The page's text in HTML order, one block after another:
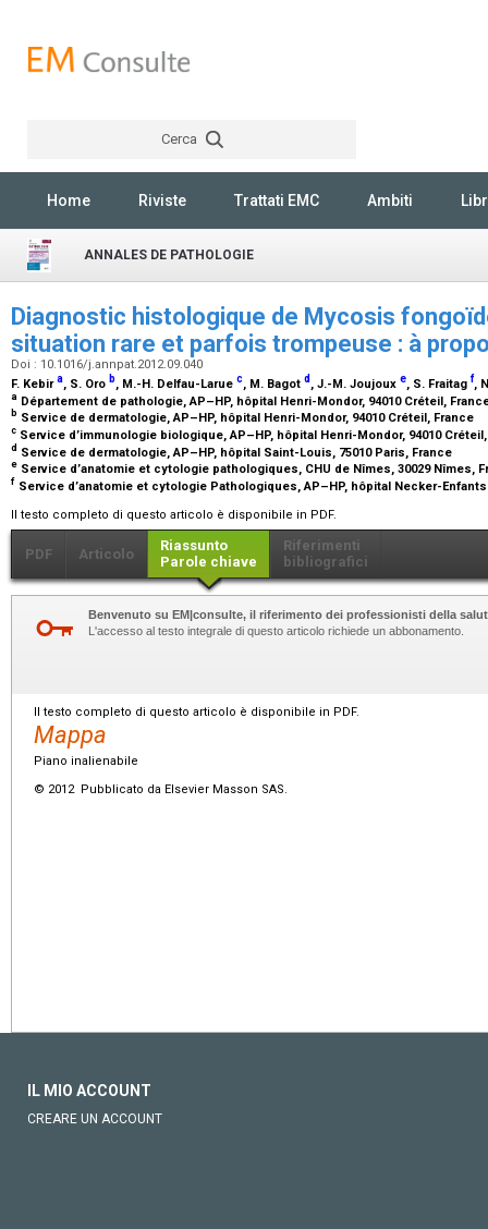
Cerca
Home Riviste Trattati EMC Ambiti
ANNALES DE PATHOLOGIE
Diagnostic histologique de Mycosis
situation rare et parfois trompeuse : à
Doi : 10.1016/j.annpat.2012.09.040
F. Kebira, S. Oro b, M.-H. Delfau-Larue c, M. Bagot d , J.-M. Joujoux e, S. Fraitag f,
a Département de pathologie, AP–HP, hôpital Henri-Mondor, 94010 Créteil,
b Service de dermatologie, AP–HP, hôpital Henri-Mondor, 94010 Créteil, France
c Service d’immunologie biologique, AP–HP, hôpital Henri-Mondor, 94010
d Service de dermatologie, AP–HP, hôpital Saint-Louis, 75010 Paris, France
e Service d’anatomie et cytologie pathologiques, CHU de Nîmes, 30029 Nîmes,
f Service d’anatomie et cytologie Pathologiques, AP–HP, hôpital Necker-
Il testo completo di questo articolo è disponibile in PDF.
PDF Articolo
Riassunto
Parole chiave
Riferimenti
bibliografici
Benvenuto su EM|consulte, il riferimento dei professionisti della
L'accesso al testo integrale di questo articolo richiede un abbonamento.
Il testo completo di questo articolo è disponibile in PDF.
Mappa
Piano inalienabile
© 2012 Pubblicato da Elsevier Masson SAS.
IL MIO ACCOUNT
CREARE UN ACCOUNT